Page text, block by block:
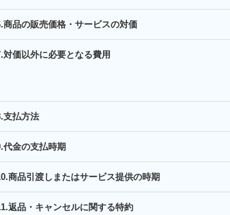
商品の販売価格・サービスの対価
対価以外に必要となる費用
支払方法
代金の支払時期
商品引渡しまたはサービス提供の時期
返品・キャンセルに関する特約